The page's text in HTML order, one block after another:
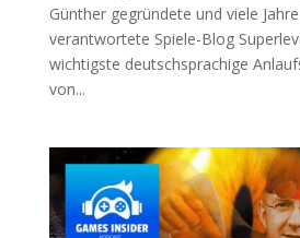
Günther gegründete und viele
verantwortete Spiele-Blog
wichtigste deutschsprachige
von...